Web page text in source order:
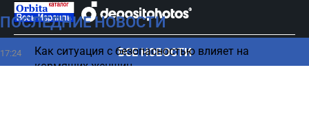
ПОСЛЕДНИЕ НОВОСТИ
17:24
Как ситуация с безопасностью влияет на
кормящих женщин
ВСЕ НОВОСТИ
сursorinfo.co.il © Все права защищены